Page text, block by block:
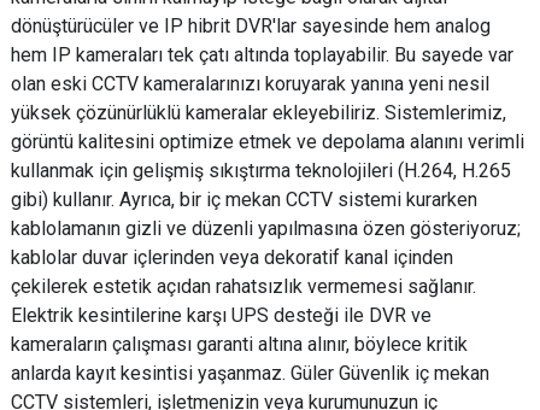
dönüştürücüler ve IP hibrit DVR'lar sayesinde hem analog
hem IP kameraları tek çatı altında toplayabilir. Bu sayede var
olan eski CCTV kameralarınızı koruyarak yanına yeni nesil
yüksek çözünürlüklü kameralar ekleyebiliriz. Sistemlerimiz,
görüntü kalitesini optimize etmek ve depolama alanını verimli
kullanmak için gelişmiş sıkıştırma teknolojileri (H.264, H.265
gibi) kullanır. Ayrıca, bir iç mekan CCTV sistemi kurarken
kablolamanın gizli ve düzenli yapılmasına özen gösteriyoruz;
kablolar duvar içlerinden veya dekoratif kanal içinden
çekilerek estetik açıdan rahatsızlık vermemesi sağlanır.
Elektrik kesintilerine karşı UPS desteği ile DVR ve
kameraların çalışması garanti altına alınır, böylece kritik
anlarda kayıt kesintisi yaşanmaz. Güler Güvenlik iç mekan
CCTV sistemleri, işletmenizin veya kurumunuzun iç